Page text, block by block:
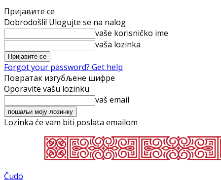
Пријавите се
Dobrodošli! Ulogujte se na nalog
vaše korisničko ime
vaša lozinka
Forgot your password? Get help
Повратак изгубљене шифре
Oporavite vašu lozinku
vaš email
Lozinka će vam biti poslata emailom
Čudo